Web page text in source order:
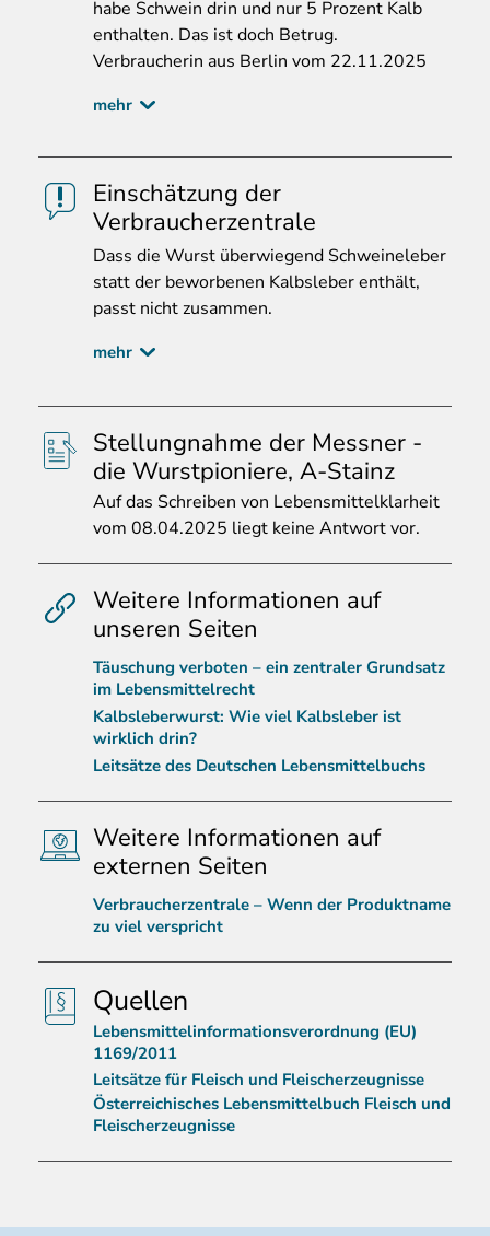
habe Schwein drin und nur 5 Prozent Kalb
enthalten. Das ist doch Betrug.
Verbraucherin aus Berlin vom 22.11.2025
mehr
Einschätzung der
Verbraucherzentrale
Dass die Wurst überwiegend Schweineleber
statt der beworbenen Kalbsleber enthält,
passt nicht zusammen.
mehr
Stellungnahme der Messner -
die Wurstpioniere, A-Stainz
Aufdas Schreiben von Lebensmittelklarheit
vom 08.04.2025 liegt keine Antwort vor.
Weitere Informationen auf
unseren Seiten
Täuschung verboten – ein zentraler Grundsatz
im Lebensmittelrecht
Kalbsleberwurst: Wie viel Kalbsleber ist
wirklich drin?
Leitsätze des Deutschen Lebensmittelbuchs
Weitere Informationen auf
externen Seiten
Verbraucherzentrale – Wenn der Produktname
zu viel verspricht
Quellen
Lebensmittelinformationsverordnung (EU)
1169/2011
Leitsätze für Fleisch und Fleischerzeugnisse
Österreichisches Lebensmittelbuch Fleisch und
Fleischerzeugnisse